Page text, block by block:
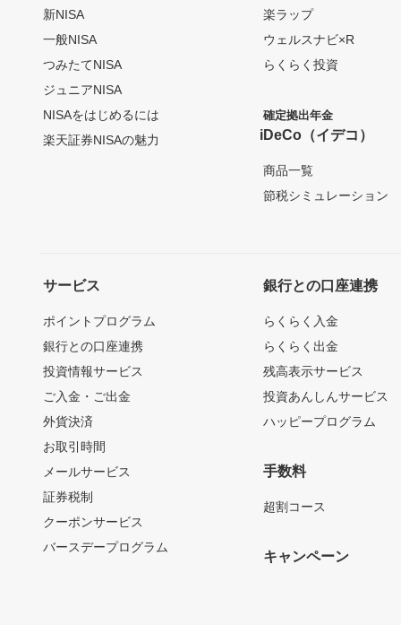
新NISA
一般NISA
つみたてNISA
ジュニアNISA
NISAをはじめるには
楽天証券NISAの魅力
楽ラップ
ウェルスナビ×R
らくらく投資
確定拠出年金
iDeCo（イデコ）
商品一覧
節税シミュレーション
サービス
ポイントプログラム
銀行との口座連携
投資情報サービス
ご入金・ご出金
外貨決済
お取引時間
メールサービス
証券税制
クーポンサービス
バースデープログラム
銀行との口座連携
らくらく入金
らくらく出金
残高表示サービス
投資あんしんサービス
ハッピープログラム
手数料
超割コース
キャンペーン